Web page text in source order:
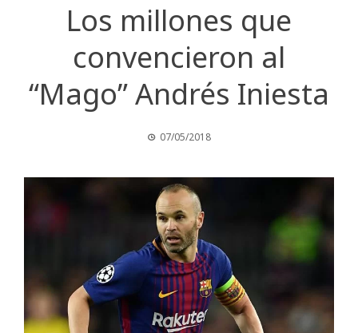
Los millones que
convencieron al
“Mago” Andrés Iniesta
07/05/2018